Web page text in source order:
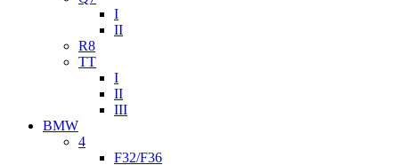
I
II
R8
TT
I
II
III
BMW
4
F32/F36